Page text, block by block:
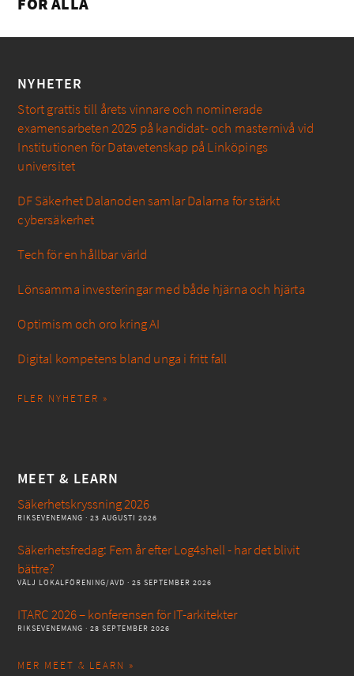
FÖR ALLA
NYHETER
Stort grattis till årets vinnare och nominerade
examensarbeten 2025 på kandidat- och masternivå vid
Institutionen för Datavetenskap på Linköpings
universitet
DF Säkerhet Dalanoden samlar Dalarna för stärkt
cybersäkerhet
Tech för en hållbar värld
Lönsamma investeringar med både hjärna och hjärta
Optimism och oro kring AI
Digital kompetens bland unga i fritt fall
FLER NYHETER »
MEET & LEARN
Säkerhetskryssning 2026
RIKSEVENEMANG · 23 AUGUSTI 2026
Säkerhetsfredag: Fem år efter Log4shell - har det blivit
bättre?
VÄLJ LOKALFÖRENING/AVD · 25 SEPTEMBER 2026
ITARC 2026 – konferensen för IT-arkitekter
RIKSEVENEMANG · 28 SEPTEMBER 2026
MER MEET & LEARN »